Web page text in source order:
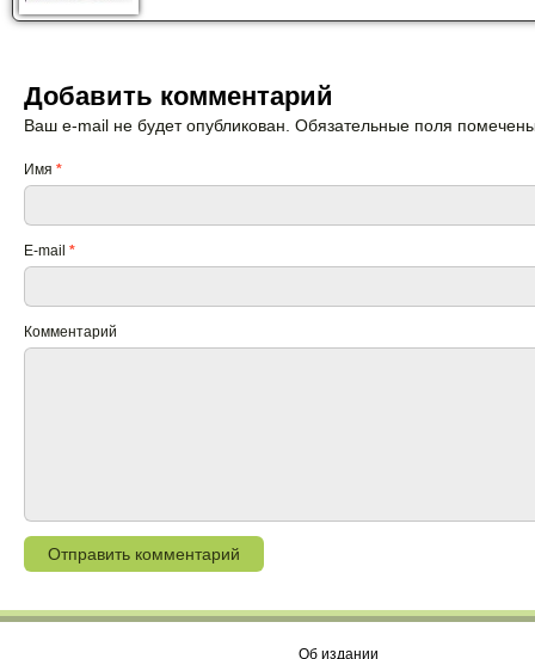
Добавить комментарий
Ваш e-mail не будет опубликован. Обязательные поля
Имя *
E-mail *
Комментарий
Об издании